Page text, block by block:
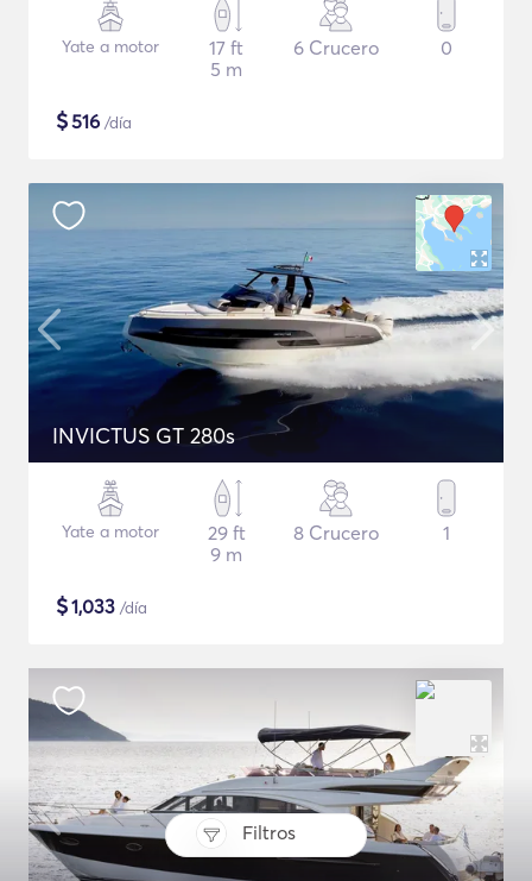
Filtros
Yate a motor
17 ft
5 m
6 Crucero 0
$516 /día
INVICTUS GT 280s
Yate a motor
29 ft
9 m
8 Crucero 1
$1,033 /día